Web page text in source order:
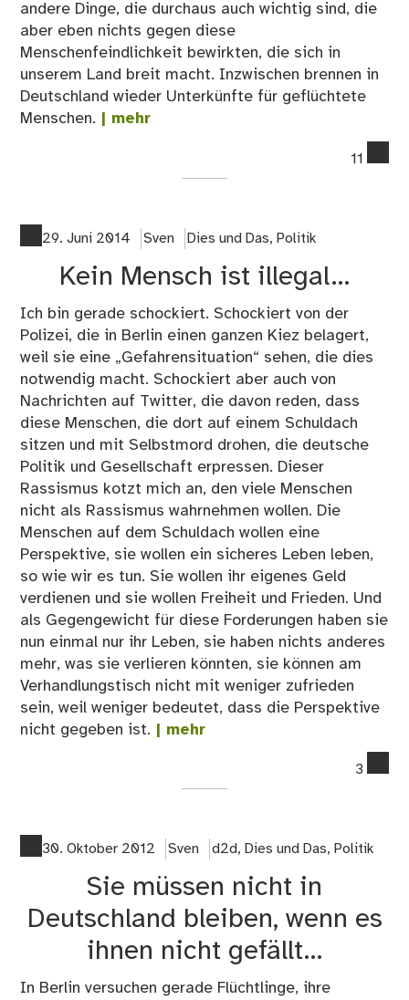
andere Dinge, die durchaus auch wichtig sind, die
aber eben nichts gegen diese
Menschenfeindlichkeit bewirkten, die sich in
unserem Land breit macht. Inzwischen brennen in
Deutschland wieder Unterkünfte für geflüchtete
Menschen. | mehr
11
29. Juni 2014 Sven Dies und Das, Politik
Kein Mensch ist illegal…
Ich bin gerade schockiert. Schockiert von der
Polizei, die in Berlin einen ganzen Kiez belagert,
weil sie eine „Gefahrensituation“ sehen, die dies
notwendig macht. Schockiert aber auch von
Nachrichten auf Twitter, die davon reden, dass
diese Menschen, die dort auf einem Schuldach
sitzen und mit Selbstmord drohen, die deutsche
Politik und Gesellschaft erpressen. Dieser
Rassismus kotzt mich an, den viele Menschen
nicht als Rassismus wahrnehmen wollen. Die
Menschen auf dem Schuldach wollen eine
Perspektive, sie wollen ein sicheres Leben leben,
so wie wir es tun. Sie wollen ihr eigenes Geld
verdienen und sie wollen Freiheit und Frieden. Und
als Gegengewicht für diese Forderungen haben sie
nun einmal nur ihr Leben, sie haben nichts anderes
mehr, was sie verlieren könnten, sie können am
Verhandlungstisch nicht mit weniger zufrieden
sein, weil weniger bedeutet, dass die Perspektive
nicht gegeben ist. | mehr
3
30. Oktober 2012 Sven d2d, Dies und Das, Politik
Sie müssen nicht in
Deutschland bleiben, wenn es
ihnen nicht gefällt…
In Berlin versuchen gerade Flüchtlinge, ihre